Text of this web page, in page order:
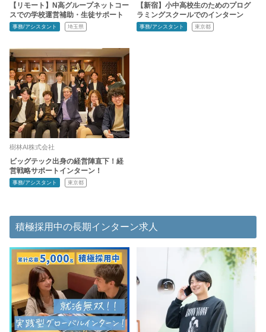
【リモート】N高グループネットコー
スでの学校運営補助・生徒サポート
事務/アシスタント 埼玉県
【新宿】小中高校生のためのプログ
ラミングスクールでのインターン
事務/アシスタント 東京都
樹林AI株式会社
ビッグテック出身の経営陣直下！経
営戦略サポートインターン！
事務/アシスタント 東京都
積極採用中の長期インターン求人